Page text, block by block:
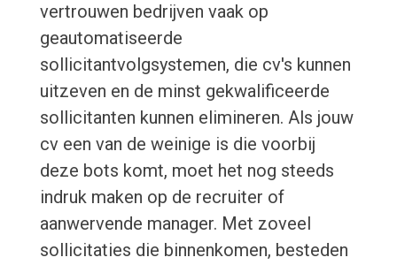
vertrouwen bedrijven vaak op
geautomatiseerde
sollicitantvolgsystemen, die cv's kunnen
uitzeven en de minst gekwalificeerde
sollicitanten kunnen elimineren. Als jouw
cv een van de weinige is die voorbij
deze bots komt, moet het nog steeds
indruk maken op de recruiter of
aanwervende manager. Met zoveel
sollicitaties die binnenkomen, besteden